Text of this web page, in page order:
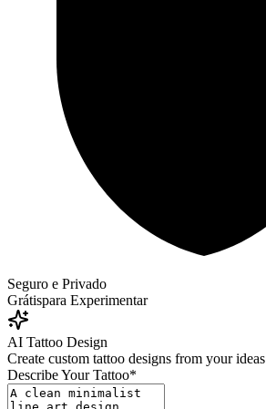
Seguro e Privado
Grátispara Experimentar
AI Tattoo Design
Create custom tattoo designs from your ideas
Describe Your Tattoo*